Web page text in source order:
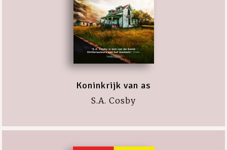
Koninkrijk van as
S.A. Cosby